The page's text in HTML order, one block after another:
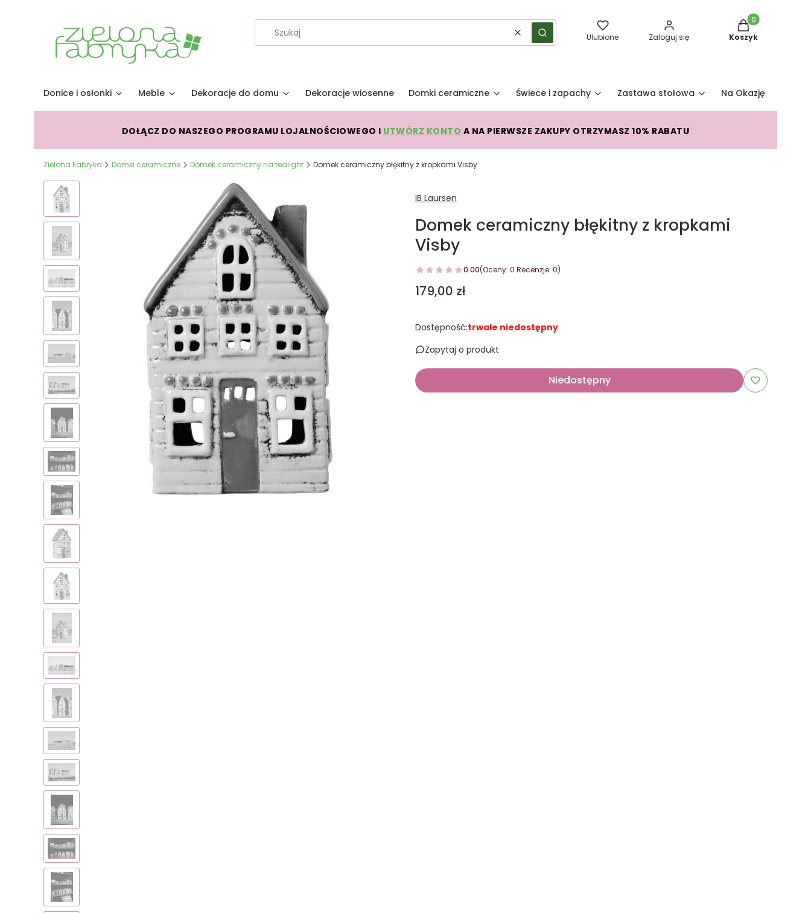
WyczyśćSzukaj Ulubione Zaloguj się
Produkty w
Koszyk
Donice i osłonki Meble Dekoracje do domu Dekoracje wiosenne Domki ceramiczne Świece i zapachy Zastawa stołowa Na Okazję
DOŁĄCZ DO NASZEGO PROGRAMU LOJALNOŚCIOWEGO I UTWÓRZ KONTO A NA PIERWSZE ZAKUPY OTRZYMASZ 10% RABATU
Zielona Fabryka Domki ceramiczne Domek ceramiczny na tealight Domek ceramiczny błękitny z kropkami Visby
IB Laursen
Domek ceramiczny błękitny z kropkami
Visby
0.00(Oceny: 0 Recenzje: 0)
Cena
179,00 zł
Dostępność:trwale niedostępny
Zapytaj o produkt
Niedostępny